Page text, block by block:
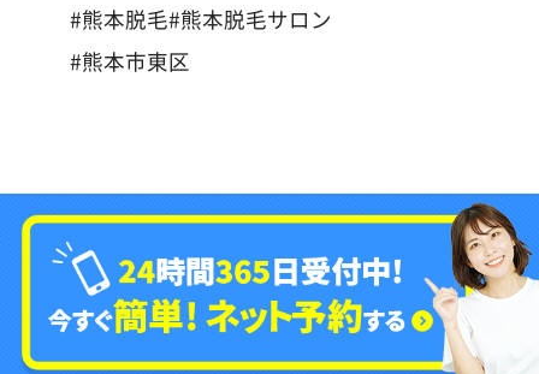
#熊本脱毛#熊本脱毛サロン
#熊本市東区